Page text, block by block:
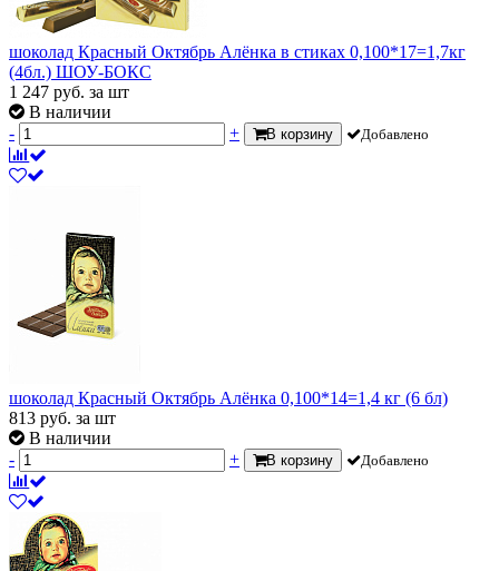
шоколад Красный Октябрь Алёнка в стиках 0,100*17=1,7кг
(4бл.) ШОУ-БОКС
1 247 руб. за шт
В наличии
-
+ В корзину Добавлено
шоколад Красный Октябрь Алёнка 0,100*14=1,4 кг (6 бл)
813 руб. за шт
В наличии
-
+ В корзину Добавлено